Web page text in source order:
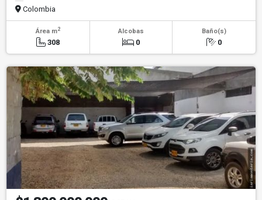
Colombia
Área m2
308
Alcobas
0
Baño(s)
0